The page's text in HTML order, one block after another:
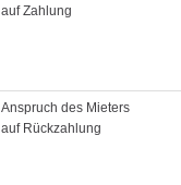
auf Zahlung
Anspruch des Mieters
auf Rückzahlung